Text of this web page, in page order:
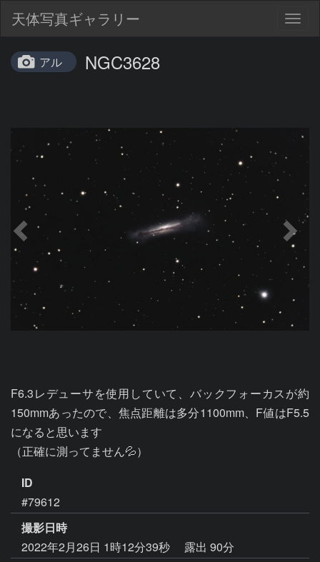
天体写真ギャラリー
アル NGC3628
F6.3レデューサを使用していて、バックフォーカスが約
150mmあったので、焦点距離は多分1100mm、F値はF5.5
になると思います
（正確に測ってません💦）
ID
#79612
撮影日時
2022年2月26日 1時12分39秒
露出 90分